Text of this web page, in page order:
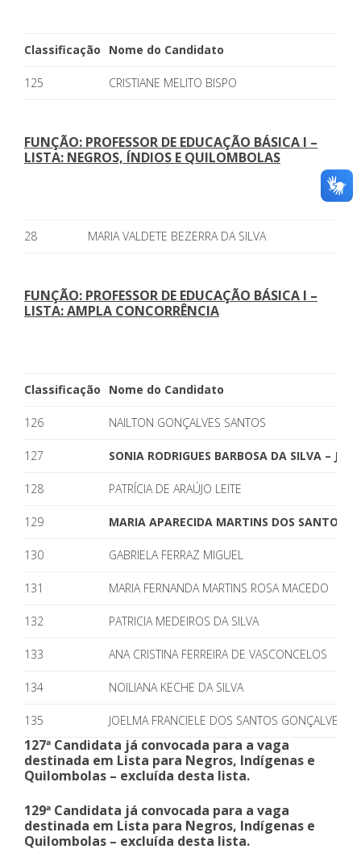
Classificação Nome do Candidato
125 CRISTIANE MELITO BISPO
FUNÇÃO: PROFESSOR DE EDUCAÇÃO BÁSICA I –
LISTA: NEGROS, ÍNDIOS E QUILOMBOLAS
28 MARIA VALDETE BEZERRA DA SILVA
FUNÇÃO: PROFESSOR DE EDUCAÇÃO BÁSICA I –
LISTA: AMPLA CONCORRÊNCIA
Classificação Nome do Candidato
126 NAILTON GONÇALVES SANTOS
127 SONIA RODRIGUES BARBOSA DA SILVA – JÁ
128 PATRÍCIA DE ARAÚJO LEITE
129 MARIA APARECIDA MARTINS DOS SANTOS –
130 GABRIELA FERRAZ MIGUEL
131 MARIA FERNANDA MARTINS ROSA MACEDO
132 PATRICIA MEDEIROS DA SILVA
133 ANA CRISTINA FERREIRA DE VASCONCELOS
134 NOILIANA KECHE DA SILVA
135 JOELMA FRANCIELE DOS SANTOS GONÇALVES
127ª Candidata já convocada para a vaga
destinada em Lista para Negros, Indígenas e
Quilombolas – excluída desta lista.
129ª Candidata já convocada para a vaga
destinada em Lista para Negros, Indígenas e
Quilombolas – excluída desta lista.